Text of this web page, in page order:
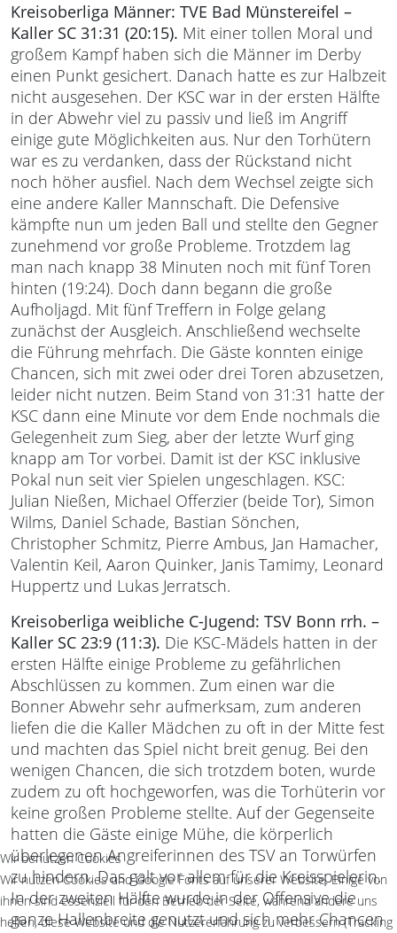
Kreisoberliga Männer: TVE Bad Münstereifel –
Kaller SC 31:31 (20:15). Mit einer tollen Moral und
großem Kampf haben sich die Männer im Derby
einen Punkt gesichert. Danach hatte es zur Halbzeit
nicht ausgesehen. Der KSC war in der ersten Hälfte
in der Abwehr viel zu passiv und ließ im Angriff
einige gute Möglichkeiten aus. Nur den Torhütern
war es zu verdanken, dass der Rückstand nicht
noch höher ausfiel. Nach dem Wechsel zeigte sich
eine andere Kaller Mannschaft. Die Defensive
kämpfte nun um jeden Ball und stellte den Gegner
zunehmend vor große Probleme. Trotzdem lag
man nach knapp 38 Minuten noch mit fünf Toren
hinten (19:24). Doch dann begann die große
Aufholjagd. Mit fünf Treffern in Folge gelang
zunächst der Ausgleich. Anschließend wechselte
die Führung mehrfach. Die Gäste konnten einige
Chancen, sich mit zwei oder drei Toren abzusetzen,
leider nicht nutzen. Beim Stand von 31:31 hatte der
KSC dann eine Minute vor dem Ende nochmals die
Gelegenheit zum Sieg, aber der letzte Wurf ging
knapp am Tor vorbei. Damit ist der KSC inklusive
Pokal nun seit vier Spielen ungeschlagen. KSC:
Julian Nießen, Michael Offerzier (beide Tor), Simon
Wilms, Daniel Schade, Bastian Sönchen,
Christopher Schmitz, Pierre Ambus, Jan Hamacher,
Valentin Keil, Aaron Quinker, Janis Tamimy, Leonard
Huppertz und Lukas Jerratsch.
Kreisoberliga weibliche C-Jugend: TSV Bonn rrh. –
Kaller SC 23:9 (11:3). Die KSC-Mädels hatten in der
ersten Hälfte einige Probleme zu gefährlichen
Abschlüssen zu kommen. Zum einen war die
Bonner Abwehr sehr aufmerksam, zum anderen
liefen die die Kaller Mädchen zu oft in der Mitte fest
und machten das Spiel nicht breit genug. Bei den
wenigen Chancen, die sich trotzdem boten, wurde
zudem zu oft hochgeworfen, was die Torhüterin vor
keine großen Probleme stellte. Auf der Gegenseite
hatten die Gäste einige Mühe, die körperlich
überlegenen Angreiferinnen des TSV an Torwürfen
zu hindern. Das galt vor allem für die Kreisspielerin.
In der zweiten Hälfte wurde in der Offensive die
ganze Hallenbreite genutzt und sich mehr Chancen
Wir benutzen Cookies
Wir nutzen Cookies und Google Fonts auf unserer Website. Einige von
ihnen sind essenziell für den Betrieb der Seite, während andere uns
helfen, diese Website und die Nutzererfahrung zu verbessern (Tracking